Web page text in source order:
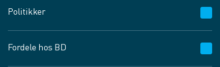
Vagttelefon 30 10 89 89
Spørgsmål og svar
Job og karriere
Politikker
Privatlivspolitik
Fordele hos BD